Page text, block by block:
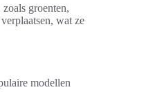
groenten,
wat ze
modellen